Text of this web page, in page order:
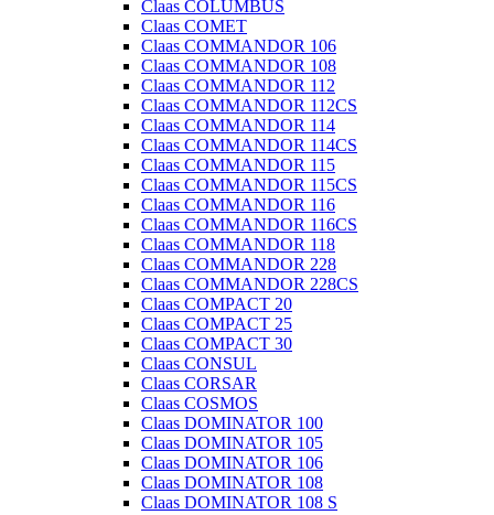
Claas COLUMBUS
Claas COMET
Claas COMMANDOR 106
Claas COMMANDOR 108
Claas COMMANDOR 112
Claas COMMANDOR 112CS
Claas COMMANDOR 114
Claas COMMANDOR 114CS
Claas COMMANDOR 115
Claas COMMANDOR 115CS
Claas COMMANDOR 116
Claas COMMANDOR 116CS
Claas COMMANDOR 118
Claas COMMANDOR 228
Claas COMMANDOR 228CS
Claas COMPACT 20
Claas COMPACT 25
Claas COMPACT 30
Claas CONSUL
Claas CORSAR
Claas COSMOS
Claas DOMINATOR 100
Claas DOMINATOR 105
Claas DOMINATOR 106
Claas DOMINATOR 108
Claas DOMINATOR 108 S